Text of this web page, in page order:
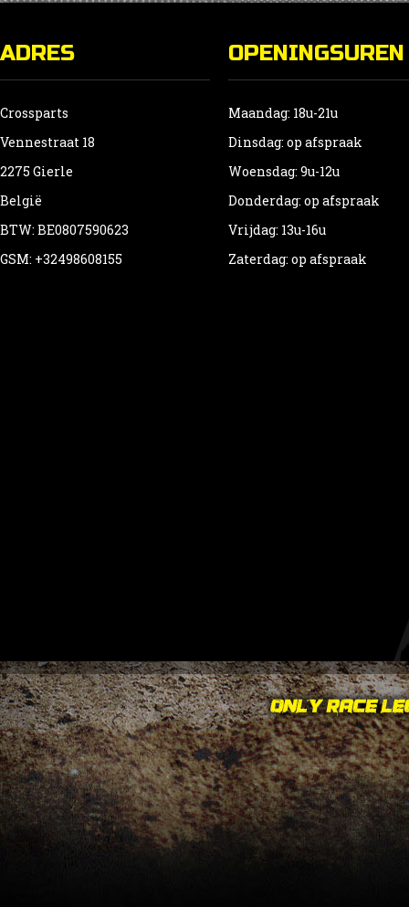
ADRES
Crossparts
Vennestraat 18
2275 Gierle
België
BTW: BE0807590623
GSM: +32498608155
OPENINGSUREN
Maandag: 18u-21u
Dinsdag: op afspraak
Woensdag: 9u-12u
Donderdag: op afspraak
Vrijdag: 13u-16u
Zaterdag: op afspraak